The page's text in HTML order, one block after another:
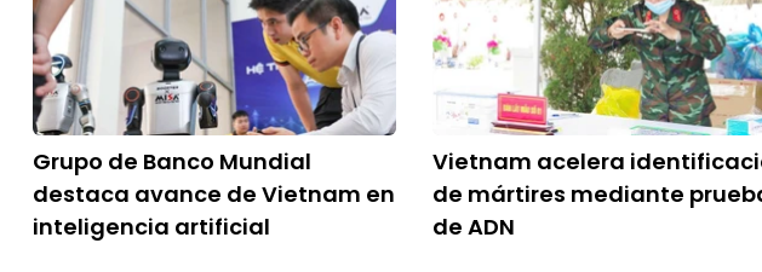
Grupo de Banco Mundial
destaca avance de Vietnam en
inteligencia artificial
Vietnam acelera
de mártires mediante
de ADN